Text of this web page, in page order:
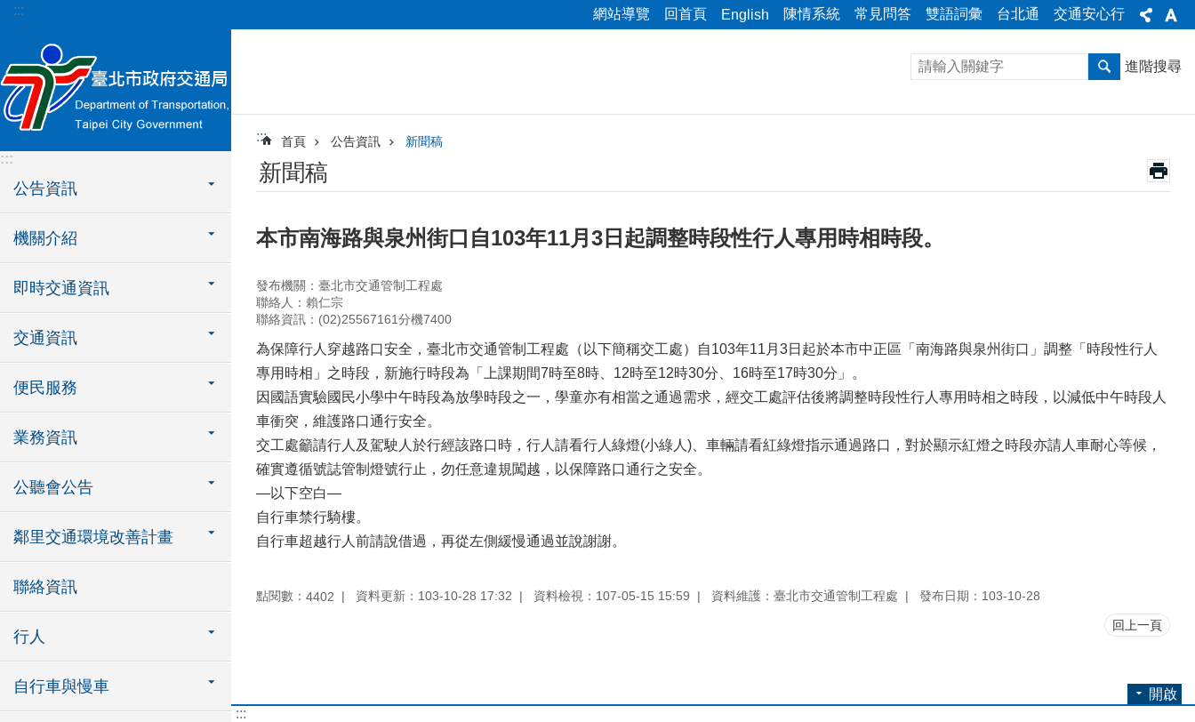
跳到主要內容區塊
::: 網站導覽 回首頁 English 陳情系統 常見問答 雙語詞彙 台北通 交通安心行
:::
公告資訊
機關介紹
即時交通資訊
交通資訊
便民服務
業務資訊
公聽會公告
鄰里交通環境改善計畫
聯絡資訊
行人
自行車與慢車
進階搜尋
::: 首頁 公告資訊 新聞稿
新聞稿
本市南海路與泉州街口自103年11月3日起調整時段性行人專用時相時段。
發布機關：臺北市交通管制工程處
聯絡人：賴仁宗
聯絡資訊：(02)25567161分機7400
為保障行人穿越路口安全，臺北市交通管制工程處（以下簡稱交工處）自103年11月3日起於本市中正區「南海路與泉州街口」調整「時段性行人
專用時相」之時段，新施行時段為「上課期間7時至8時、12時至12時30分、16時至17時30分」。
因國語實驗國民小學中午時段為放學時段之一，學童亦有相當之通過需求，經交工處評估後將調整時段性行人專用時相之時段，以減低中午時段人
車衝突，維護路口通行安全。
交工處籲請行人及駕駛人於行經該路口時，行人請看行人綠燈(小綠人)、車輛請看紅綠燈指示通過路口，對於顯示紅燈之時段亦請人車耐心等候，
確實遵循號誌管制燈號行止，勿任意違規闖越，以保障路口通行之安全。
—以下空白—
自行車禁行騎樓。
自行車超越行人前請說借過，再從左側緩慢通過並說謝謝。
點閱數： 4402 資料更新：103-10-28 17:32 資料檢視：107-05-15 15:59 資料維護：臺北市交通管制工程處 發布日期：103-10-28
回上一頁
開啟
:::